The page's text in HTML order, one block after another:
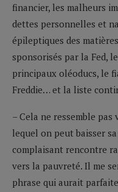
financier, les malheurs
dettes personnelles et
épileptiques des
sponsorisés par la Fed,
principaux oléoducs, le
Freddie… et la liste
– Cela ne ressemble
lequel on peut baisser
complaisant rencontre
vers la pauvreté. Il me
phrase qui aurait